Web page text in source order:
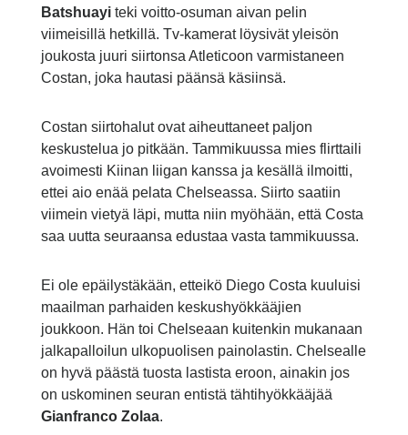
Batshuayiteki voitto-osuman aivan pelin
viimeisillä hetkillä. Tv-kamerat löysivät yleisön
joukosta juuri siirtonsa Atleticoon varmistaneen
Costan, joka hautasi päänsä käsiinsä.
Costan siirtohalut ovat aiheuttaneet paljon
keskustelua jo pitkään. Tammikuussa mies flirttaili
avoimesti Kiinan liigan kanssa ja kesällä ilmoitti,
ettei aio enää pelata Chelseassa. Siirto saatiin
viimein vietyä läpi, mutta niin myöhään, että Costa
saa uutta seuraansa edustaa vasta tammikuussa.
Ei ole epäilystäkään, etteikö Diego Costa kuuluisi
maailman parhaiden keskushyökkääjien
joukkoon. Hän toi Chelseaan kuitenkin mukanaan
jalkapalloilun ulkopuolisen painolastin. Chelsealle
on hyvä päästä tuosta lastista eroon, ainakin jos
on uskominen seuran entistä tähtihyökkääjää
Gianfranco Zolaa.